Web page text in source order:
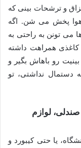
و ترشحات بینی که
هوا پخش می شن. اگه
می تونن به راحتی به
کاغذی همراهت داشته
رو باهاش بگیر و
دستمال نداشتی، تو
لوازم
یا حتی کیبورد و